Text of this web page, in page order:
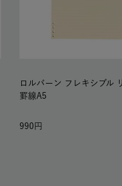
ロルバーン フレキシブル
罫線A5
990